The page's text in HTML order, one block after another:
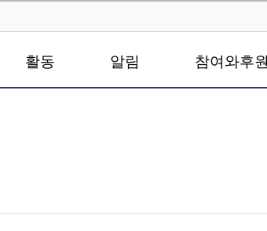
활동 알림 참여와후원